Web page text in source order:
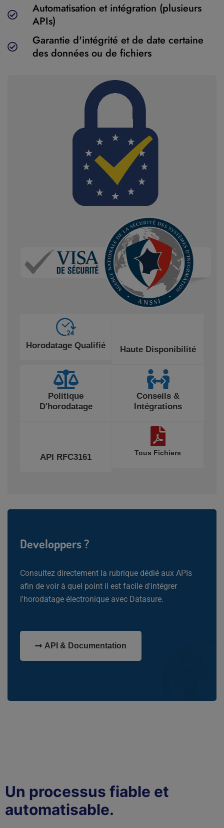
Automatisation et intégration (plusieurs
APIs)
Garantie d'intégrité et de date certaine
des données ou de fichiers
Horodatage Qualifié Haute Disponibilité
Politique
D'horodatage
Conseils &
Intégrations
API RFC3161 Tous Fichiers
Developpers ?
Consultez directement la rubrique dédié aux APIs
afin de voir à quel point il est facile d'intégrer
l'horodatage électronique avec Datasure.
API & Documentation
Un processus fiable et
automatisable.